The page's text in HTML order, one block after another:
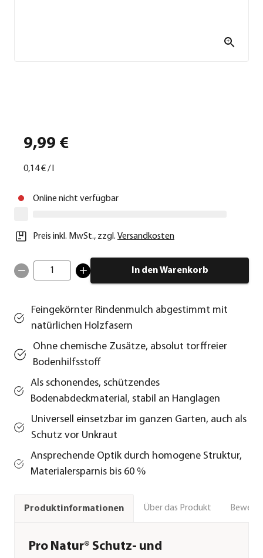
9,99 €
0,14 €/l
Online nicht verfügbar
Preis inkl. MwSt., zzgl. Versandkosten
1 In den Warenkorb
Feingekörnter Rindenmulch abgestimmt mit
natürlichen Holzfasern
Ohne chemische Zusätze, absolut torffreier
Bodenhilfsstoff
Als schonendes, schützendes
Bodenabdeckmaterial, stabil an Hanglagen
Universell einsetzbar im ganzen Garten, auch als
Schutz vor Unkraut
Ansprechende Optik durch homogene Struktur,
Materialersparnis bis 60 %
Produktinformationen Über das Produkt
Pro Natur® Schutz- und